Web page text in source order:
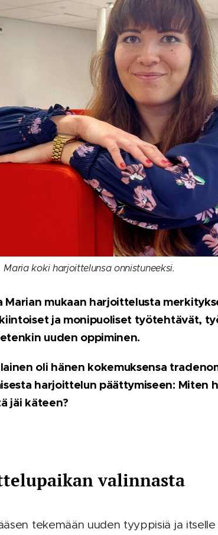
Maria koki harjoittelunsa onnistuneeksi.
Marian mukaan harjoittelusta
ja monipuoliset työtehtävät,
uuden oppiminen.
oli hänen kokemuksensa
harjoittelun päättymiseen: Miten
jäi käteen?
valinnasta
tekemään uuden tyyppisiä ja